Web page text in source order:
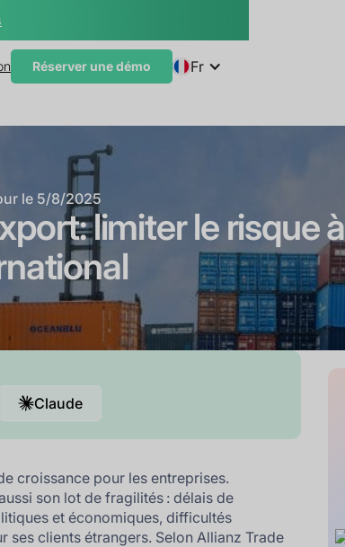
Réserver une démo Fr
le 5/8/2025
limiter le risque à
Claude
croissance pour les entreprises.
son lot de fragilités : délais de
et économiques, difficultés
ses clients étrangers. Selon Allianz Trade